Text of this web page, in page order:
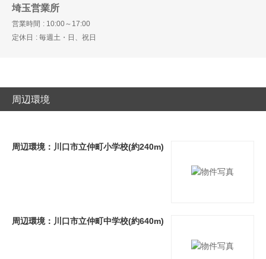
埼玉営業所
営業時間
10:00～17:00
定休日
毎週土・日、祝日
周辺環境
周辺環境：川口市立仲町小学校(約240m)
周辺環境：川口市立仲町中学校(約640m)